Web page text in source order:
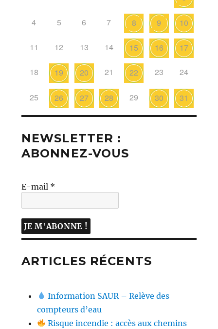
4 5 6 7 8 9 10
11 12 13 14 15 16 17
18 19 20 21 22 23 24
25 26 27 28 29 30 31
NEWSLETTER :
ABONNEZ-VOUS
E-mail *
ARTICLES RÉCENTS
Information SAUR – Relève des
compteurs d’eau
Risque incendie : accès aux chemins